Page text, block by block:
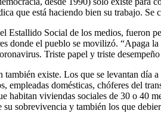
que está haciendo bien su trabajo. Se
Estallido Social de los medios, fueron
donde el pueblo se movilizó. “Apaga
Triste papel y triste
existe. Los que se levantan día
empleadas domésticas, chóferes del
habitan viviendas sociales de 30 o
sobrevivencia y también los que